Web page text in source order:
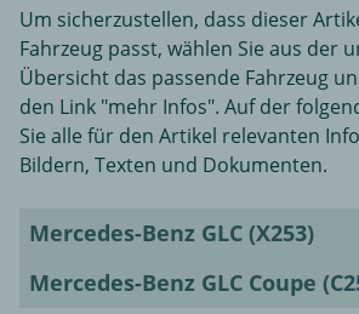
Um sicherzustellen, dass dieser
Fahrzeug passt, wählen Sie aus der
Übersicht das passende Fahrzeug
den Link "mehr Infos". Auf der
Sie alle für den Artikel relevanten
Bildern, Texten und Dokumenten.
Mercedes-Benz GLC (X253)
Mercedes-Benz GLC Coupe